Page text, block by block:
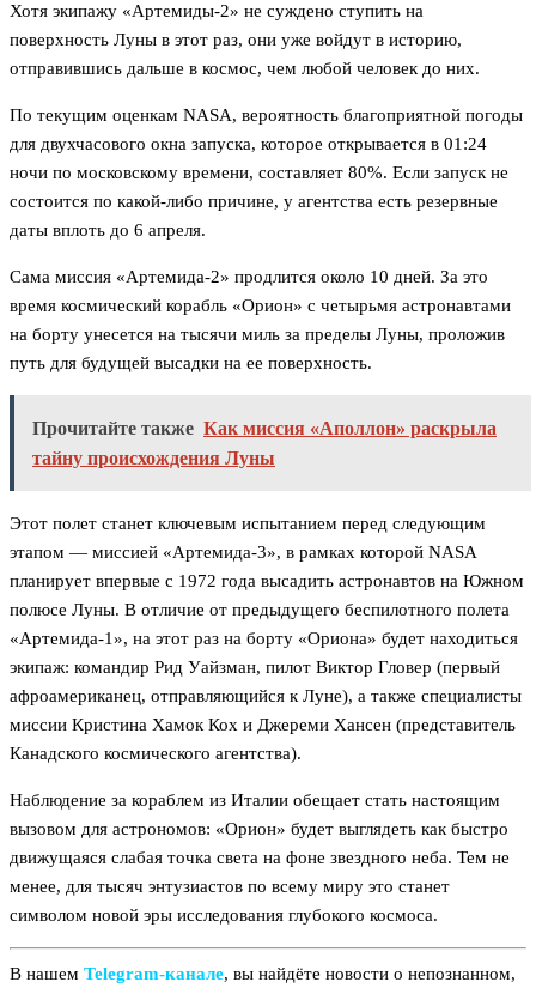
Хотя экипажу «Артемиды-2» не суждено ступить на
поверхность Луны в этот раз, они уже войдут в историю,
отправившись дальше в космос, чем любой человек до них.
По текущим оценкам NASA, вероятность благоприятной погоды
для двухчасового окна запуска, которое открывается в 01:24
ночи по московскому времени, составляет 80%. Если запуск не
состоится по какой-либо причине, у агентства есть резервные
даты вплоть до 6 апреля.
Сама миссия «Артемида-2» продлится около 10 дней. За это
время космический корабль «Орион» с четырьмя астронавтами
на борту унесется на тысячи миль за пределы Луны, проложив
путь для будущей высадки на ее поверхность.
Прочитайте также Как миссия «Аполлон» раскрыла
тайну происхождения Луны
Этот полет станет ключевым испытанием перед следующим
этапом — миссией «Артемида-3», в рамках которой NASA
планирует впервые с 1972 года высадить астронавтов на Южном
полюсе Луны. В отличие от предыдущего беспилотного полета
«Артемида-1», на этот раз на борту «Ориона» будет находиться
экипаж: командир Рид Уайзман, пилот Виктор Гловер (первый
афроамериканец, отправляющийся к Луне), а также специалисты
миссии Кристина Хамок Кох и Джереми Хансен (представитель
Канадского космического агентства).
Наблюдение за кораблем из Италии обещает стать настоящим
вызовом для астрономов: «Орион» будет выглядеть как быстро
движущаяся слабая точка света на фоне звездного неба. Тем не
менее, для тысяч энтузиастов по всему миру это станет
символом новой эры исследования глубокого космоса.
В нашем Telegram‑канале, вы найдёте новости о непознанном,